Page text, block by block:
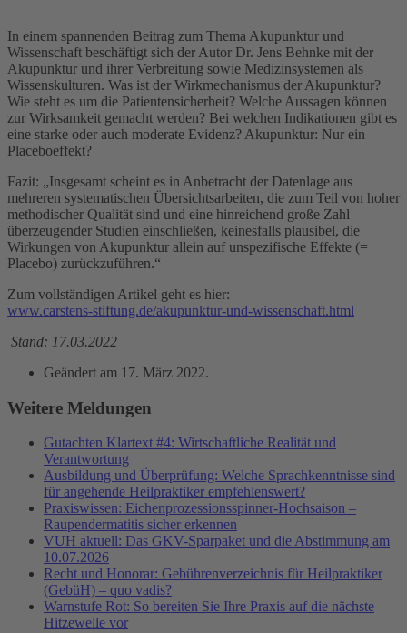
In einem spannenden Beitrag zum Thema Akupunktur und
Wissenschaft beschäftigt sich der Autor Dr. Jens Behnke mit der
Akupunktur und ihrer Verbreitung sowie Medizinsystemen als
Wissenskulturen. Was ist der Wirkmechanismus der Akupunktur?
Wie steht es um die Patientensicherheit? Welche Aussagen können
zur Wirksamkeit gemacht werden? Bei welchen Indikationen gibt es
eine starke oder auch moderate Evidenz? Akupunktur: Nur ein
Placeboeffekt?
Fazit: „Insgesamt scheint es in Anbetracht der Datenlage aus
mehreren systematischen Übersichtsarbeiten, die zum Teil von hoher
methodischer Qualität sind und eine hinreichend große Zahl
überzeugender Studien einschließen, keinesfalls plausibel, die
Wirkungen von Akupunktur allein auf unspezifische Effekte (=
Placebo) zurückzuführen.“
Zum vollständigen Artikel geht es hier:
www.carstens-stiftung.de/akupunktur-und-wissenschaft.html
Stand: 17.03.2022
Geändert am 17. März 2022.
Weitere Meldungen
Gutachten Klartext #4: Wirtschaftliche Realität und
Verantwortung
Ausbildung und Überprüfung: Welche Sprachkenntnisse sind
für angehende Heilpraktiker empfehlenswert?
Praxiswissen: Eichenprozessionsspinner-Hochsaison –
Raupendermatitis sicher erkennen
VUH aktuell: Das GKV-Sparpaket und die Abstimmung am
10.07.2026
Recht und Honorar: Gebührenverzeichnis für Heilpraktiker
(GebüH) – quo vadis?
Warnstufe Rot: So bereiten Sie Ihre Praxis auf die nächste
Hitzewelle vor